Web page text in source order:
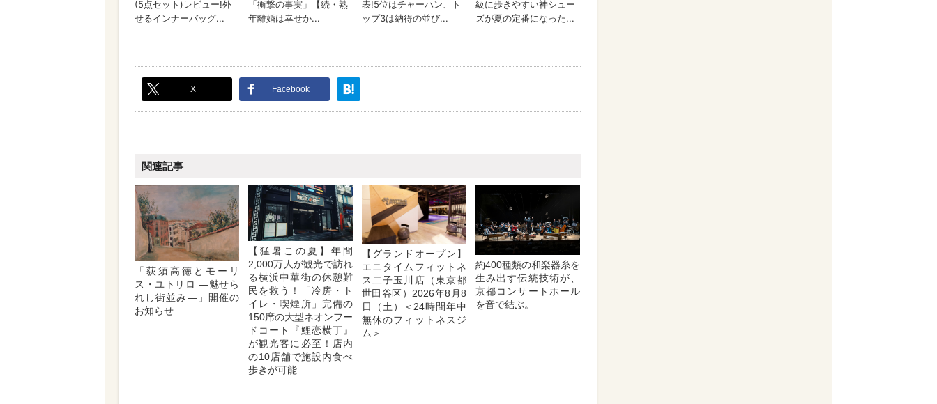
X Facebook
関連記事
「荻須高徳とモーリ
ス・ユトリロ ―魅せら
れし街並み―」開催の
お知らせ
【猛暑この夏】年間
2,000万人が観光で訪れ
る横浜中華街の休憩難
民を救う！「冷房・ト
イレ・喫煙所」完備の
150席の大型ネオンフー
ドコート『鯉恋横丁』
が観光客に必至！店内
の10店舗で施設内食べ
歩きが可能
【グランドオープン】
エニタイムフィットネ
ス二子玉川店（東京都
世田谷区）2026年8月8
日（土）＜24時間年中
無休のフィットネスジ
ム＞
約400種類の和楽器糸を
生み出す伝統技術が、
京都コンサートホール
を音で結ぶ。